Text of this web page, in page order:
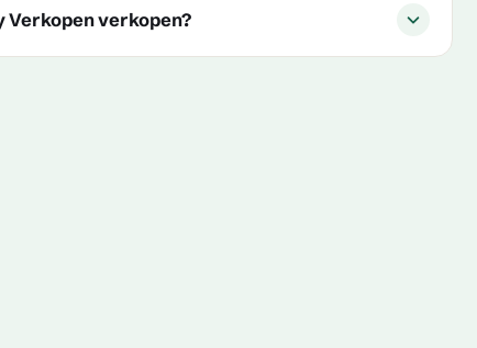
Verkopen verkopen?